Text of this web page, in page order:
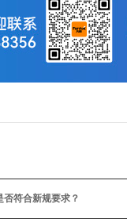
符合新规要求？